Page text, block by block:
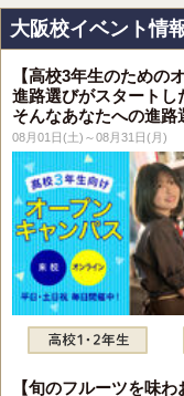
大阪校イベント情
【高校3年生のための
進路選びがスタートし
そんなあなたへの進路
08月01日(土)～08月31日(月)
【旬のフルーツを味